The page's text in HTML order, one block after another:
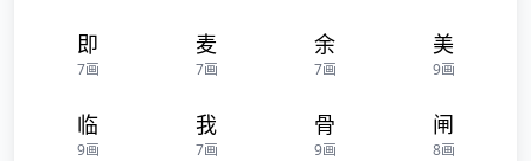
即
7画
麦
7画
余
7画
美
9画
临
9画
我
7画
骨
9画
闸
8画